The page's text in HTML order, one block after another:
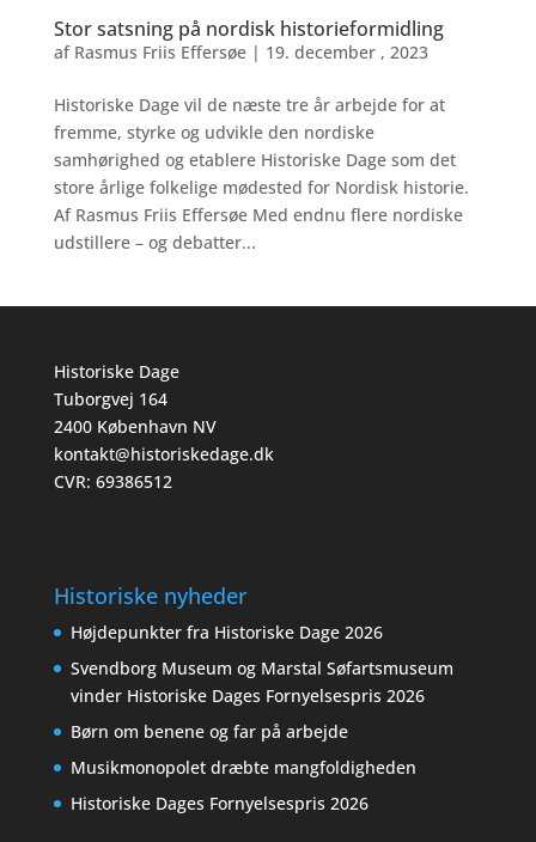
Stor satsning på nordisk historieformidling
af Rasmus Friis Effersøe| 19. december , 2023
Historiske Dage vil de næste tre år arbejde for at
fremme, styrke og udvikle den nordiske
samhørighed og etablere Historiske Dage som det
store årlige folkelige mødested for Nordisk historie.
Af Rasmus Friis Effersøe Med endnu flere nordiske
udstillere – og debatter...
Historiske Dage
Tuborgvej 164
2400 København NV
kontakt@historiskedage.dk
CVR: 69386512
Historiske nyheder
Højdepunkter fra Historiske Dage 2026
Svendborg Museum og Marstal Søfartsmuseum
vinder Historiske Dages Fornyelsespris 2026
Børn om benene og far på arbejde
Musikmonopolet dræbte mangfoldigheden
Historiske Dages Fornyelsespris 2026